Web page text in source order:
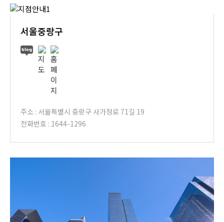
서울중랑구
주소 : 서울특별시 중랑구 사가정로 71길 19
전화번호 : 1644-1296